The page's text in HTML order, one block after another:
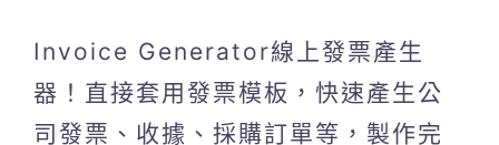
Invoice Generator線上發票產生
器！直接套用發票模板，快速產生公
司發票、收據、採購訂單等，製作完